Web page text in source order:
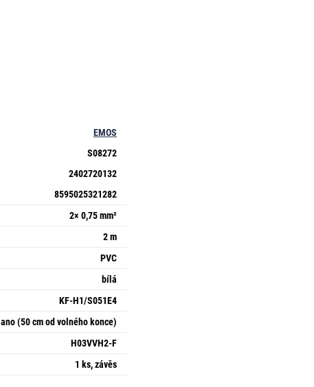
EMOS
S08272
2402720132
8595025321282
2× 0,75 mm²
2 m
PVC
bílá
KF-H1/S051E4
ano (50 cm od volného konce)
H03VVH2-F
1 ks, závěs